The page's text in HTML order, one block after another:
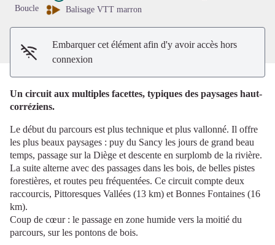
Boucle
Balisage VTT marron
Embarquer cet élément afin d'y avoir accès hors
connexion
Un circuit aux multiples facettes, typiques des paysages haut-
corréziens.
Le début du parcours est plus technique et plus vallonné. Il offre
les plus beaux paysages : puy du Sancy les jours de grand beau
temps, passage sur la Diège et descente en surplomb de la rivière.
La suite alterne avec des passages dans les bois, de belles pistes
forestières, et routes peu fréquentées. Ce circuit compte deux
raccourcis, Pittoresques Vallées (13 km) et Bonnes Fontaines (16
km).
Coup de cœur : le passage en zone humide vers la moitié du
parcours, sur les pontons de bois.